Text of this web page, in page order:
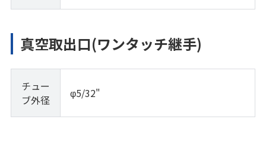
真空取出口(ワンタッチ継手)
チュー
ブ外径
φ5/32"